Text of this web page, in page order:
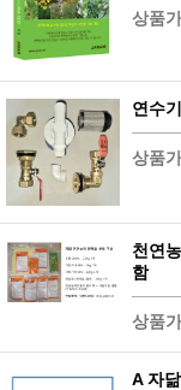
상품
연수
상품
천연
함
상품
A 자